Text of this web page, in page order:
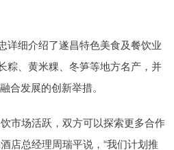
详细介绍了遂昌特色美食及餐饮业
粽、黄米粿、冬笋等地方名产，并
合发展的创新举措。
市场活跃，双方可以探索更多合作
店总经理周瑞平说，“我们计划推